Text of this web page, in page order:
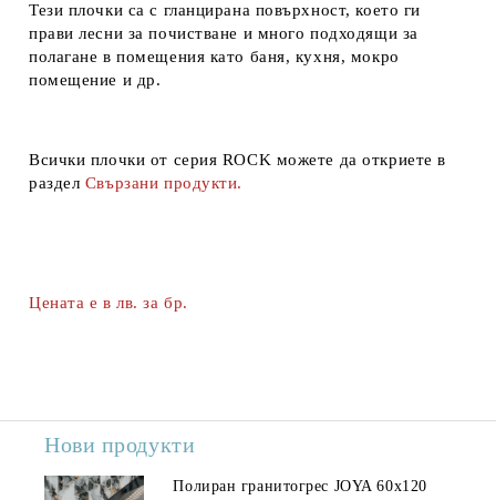
Тези плочки са с гланцирана повърхност, което ги
прави лесни за почистване и много подходящи за
полагане в помещения като баня, кухня, мокро
помещение и др.
Всички плочки от серия ROCK можете да откриете в
раздел Свързани продукти.
Цената е в лв. за бр.
Нови продукти
Полиран гранитогрес JOYA 60x120